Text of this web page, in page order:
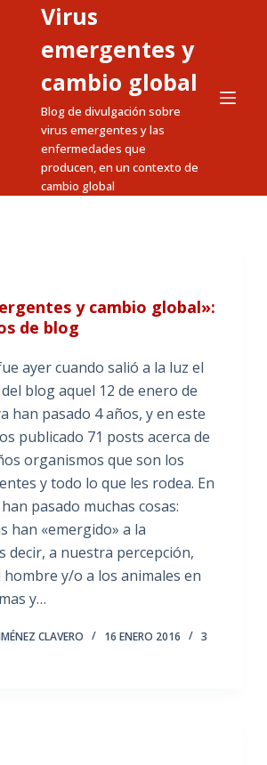
Virus
emergentes y
cambio global
Blog de divulgación sobre
virus emergentes y las
enfermedades que
producen, en un contexto de
cambio global
y cambio global»:
de blog
ayer cuando salió a la luz el
blog aquel 12 de enero de
han pasado 4 años, y en este
publicado 71 posts acerca de
organismos que son los
y todo lo que les rodea. En
pasado muchas cosas:
han «emergido» a la
decir, a nuestra percepción,
y/o a los animales en
y…
CLAVERO 16 ENERO 2016
3